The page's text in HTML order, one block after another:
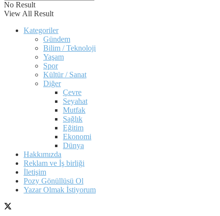
No Result
View All Result
Kategoriler
Gündem
Bilim / Teknoloji
Yaşam
Spor
Kültür / Sanat
Diğer
Çevre
Seyahat
Mutfak
Sağlık
Eğitim
Ekonomi
Dünya
Hakkımızda
Reklam ve İş birliği
İletişim
Pozy Gönüllüsü Ol
Yazar Olmak İstiyorum